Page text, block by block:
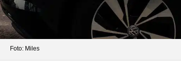
Foto: Miles